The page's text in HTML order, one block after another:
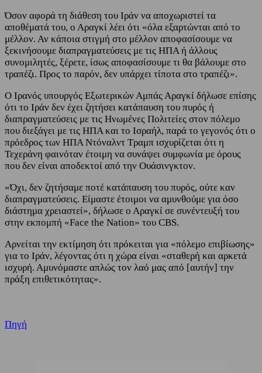
Όσον αφορά τη διάθεση του Ιράν να αποχωριστεί τα
αποθέματά του, ο Αραγκί λέει ότι «όλα εξαρτώνται από το
μέλλον. Αν κάποια στιγμή στο μέλλον αποφασίσουμε να
ξεκινήσουμε διαπραγματεύσεις με τις ΗΠΑ ή άλλους
συνομιλητές, ξέρετε, ίσως αποφασίσουμε τι θα βάλουμε στο
τραπέζι. Προς το παρόν, δεν υπάρχει τίποτα στο τραπέζι».
Ο Ιρανός υπουργός Εξωτερικών Αμπάς Αραγκί δήλωσε επίσης
ότι το Ιράν δεν έχει ζητήσει κατάπαυση του πυρός ή
διαπραγματεύσεις με τις Ηνωμένες Πολιτείες στον πόλεμο
που διεξάγει με τις ΗΠΑ και το Ισραήλ, παρά το γεγονός ότι ο
πρόεδρος των ΗΠΑ Ντόναλντ Τραμπ ισχυρίζεται ότι η
Τεχεράνη φαινόταν έτοιμη να συνάψει συμφωνία με όρους
που δεν είναι αποδεκτοί από την Ουάσινγκτον.
«Όχι, δεν ζητήσαμε ποτέ κατάπαυση του πυρός, ούτε καν
διαπραγματεύσεις. Είμαστε έτοιμοι να αμυνθούμε για όσο
διάστημα χρειαστεί», δήλωσε ο Αραγκί σε συνέντευξή του
στην εκπομπή «Face the Nation» του CBS.
Αρνείται την εκτίμηση ότι πρόκειται για «πόλεμο επιβίωσης»
για το Ιράν, λέγοντας ότι η χώρα είναι «σταθερή και αρκετά
ισχυρή. Αμυνόμαστε απλώς τον λαό μας από [αυτήν] την
πράξη επιθετικότητας».
Πηγή